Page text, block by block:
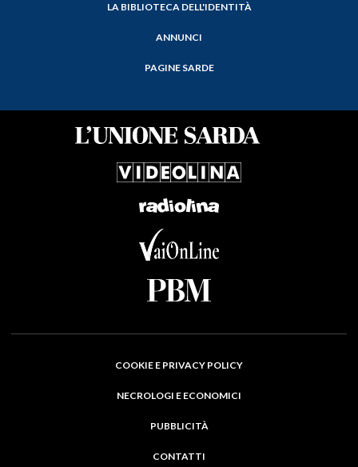
LA BIBLIOTECA DELL'IDENTITÀ
ANNUNCI
PAGINE SARDE
COOKIE E PRIVACY POLICY
NECROLOGI E ECONOMICI
PUBBLICITÀ
CONTATTI